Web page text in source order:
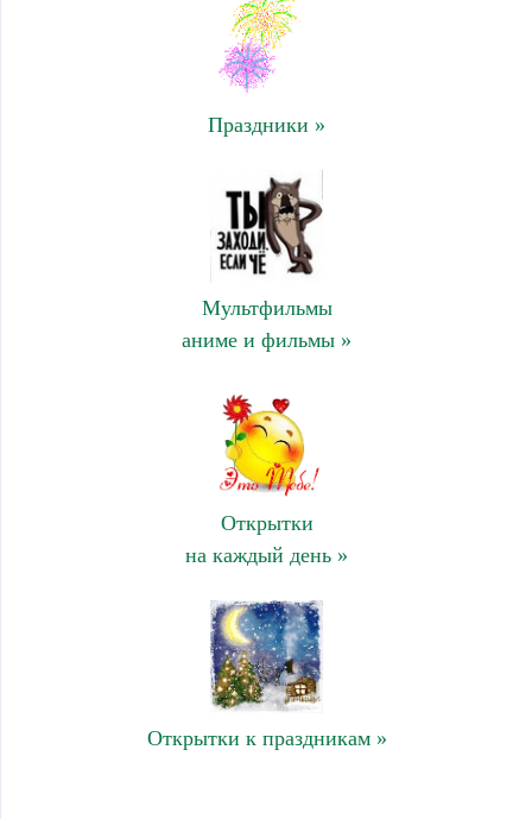
Праздники »
Мультфильмы
аниме и фильмы »
Открытки
на каждый день »
Открытки к праздникам »